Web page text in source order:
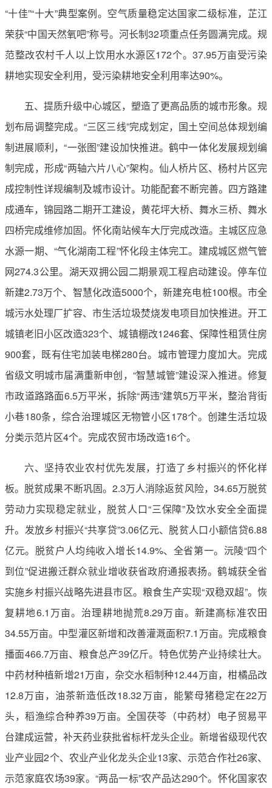
“十佳”“十大”典型案例。空气质量稳定达国家二级标准，芷江
荣获“中国天然氧吧”称号。河长制32项重点任务圆满完成。规
范整改农村千人以上饮用水水源区172个。37.95万亩受污染
耕地实现安全利用，受污染耕地安全利用率达90%。
五、提质升级中心城区，塑造了更高品质的城市形象。规
划布局调整完成。“三区三线”完成划定，国土空间总体规划编
制进展顺利，“一张图”建设加快推进。鹤中一体化发展规划编
制完成，形成“两轴六片八心”架构。仙人桥片区、杨村片区完
成控制性详规编制及城市设计。功能配套不断完善。四方路建
成通车，锦园路二期开工建设，黄花坪大桥、舞水三桥、舞水
四桥完成维修加固。怀化南站候车大厅完成改造。主城区应急
水源一期、“气化湖南工程”怀化段主体完工。建成城区燃气管
网274.3公里。湖天双拥公园二期景观工程启动建设。停车位
新建2.73万个、智慧化改造5000个，新建充电桩100根。市全
城污水处理厂扩容、市生活垃圾焚烧发电项目加快推进。开工
城镇老旧小区改造323个、城镇棚改1246套、保障性租赁住房
900套，既有住宅加装电梯280台。城市管理力度加大。完成
省级文明城市届满重新申创，“智慧城管”建设深入推进。修复
市政道路路面6.5万平米，拆除“两违”建筑5万平米，整治背街
小巷180条，综合治理城区无物管小区178个。创建生活垃圾
分类示范片区4个。完成农贸市场改造16个。
六、坚持农业农村优先发展，打造了乡村振兴的怀化样
板。脱贫成果不断巩固。2.3万人消除返贫风险，34.65万脱贫
劳动力实现稳定就业，脱贫人口“三保障”及饮水安全全面提
升。发放乡村振兴“共享贷”3.06亿元、脱贫人口小额信贷6.88
亿元。脱贫户人均纯收入增长14.9%、全省第一。沅陵“四个
到位”促进搬迁群众就业增收获省政府通报表扬。鹤城获全省
实施乡村振兴战略先进县市区。粮食生产实现“双稳双超”。恢
复耕地6.1万亩。治理耕地抛荒8.29万亩。新建高标准农田
34.55万亩。中型灌区新增和改善灌溉面积7.1万亩。完成粮食
播面466.7万亩、粮食总产39亿斤。特色优势产业持续壮大。
中药材种植新增21万亩，杂交水稻制种12.44万亩，柑橘品改
12.8万亩，油茶新造低改18.32万亩，能繁母猪稳定在22万
头，稻渔综合种养39万亩。全国茯苓（中药材）电子贸易平
台建成运营，补天药业获批省标杆龙头企业。新增省级现代农
业产业园2个、农业产业化龙头企业13家、示范合作社26家、
示范家庭农场39家。“两品一标”农产品达290个。怀化国家农